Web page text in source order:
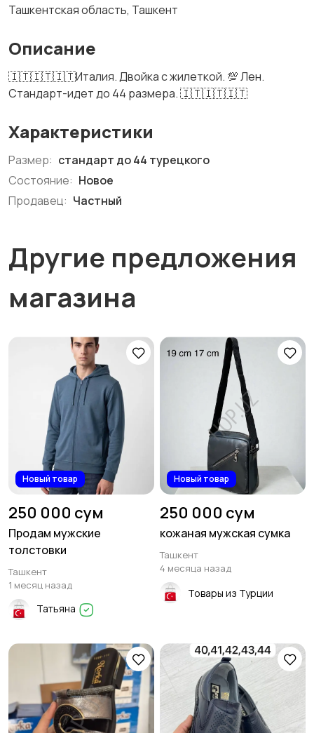
Ташкентская область, Ташкент
Описание
🇮🇹🇮🇹🇮🇹Италия. Двойка с жилеткой. 💯 Лен.
Стандарт-идет до 44 размера. 🇮🇹🇮🇹🇮🇹
Характеристики
Размер: стандарт до 44 турецкого
Состояние: Новое
Продавец: Частный
Другие предложения
магазина
Новый товар
250 000 сум
Продам мужские
толстовки
Ташкент
1 месяц назад
Татьяна
Новый товар
250 000 сум
кожаная мужская сумка
Ташкент
4 месяца назад
Товары из Турции